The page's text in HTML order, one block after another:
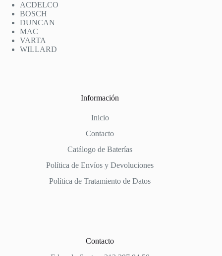
ACDELCO
BOSCH
DUNCAN
MAC
VARTA
WILLARD
Información
Inicio
Contacto
Catálogo de Baterías
Política de Envíos y Devoluciones
Política de Tratamiento de Datos
Contacto